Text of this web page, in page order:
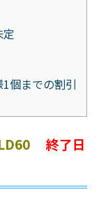
個までの割引
終了日